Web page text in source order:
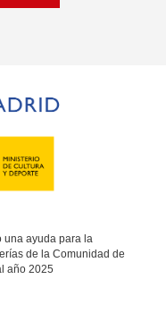
una ayuda para la
de la Comunidad de
año 2025